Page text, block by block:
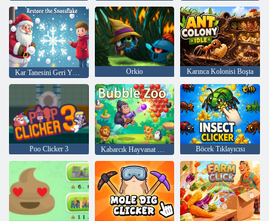
Orkio Karınca Kolonisi Boşta
Poo Clicker 3 Kabarcık Hayvanat Bahçesi Böcek Tıklayıcısı